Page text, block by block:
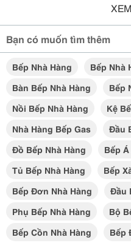
Bạn có muốn tìm thêm
Bếp Nhà Hàng Bếp Nhà
Bàn Bếp Nhà Hàng
Bếp
Nồi Bếp Nhà Hàng
Kệ
Nhà Hàng Bếp Gas
Đầu
Đồ Bếp Nhà Hàng
Bếp
Tủ Bếp Nhà Hàng
Bếp
Bếp Đơn Nhà Hàng
Đầu
Phụ Bếp Nhà Hàng
Bộ
Bếp Cồn Nhà Hàng
Bếp